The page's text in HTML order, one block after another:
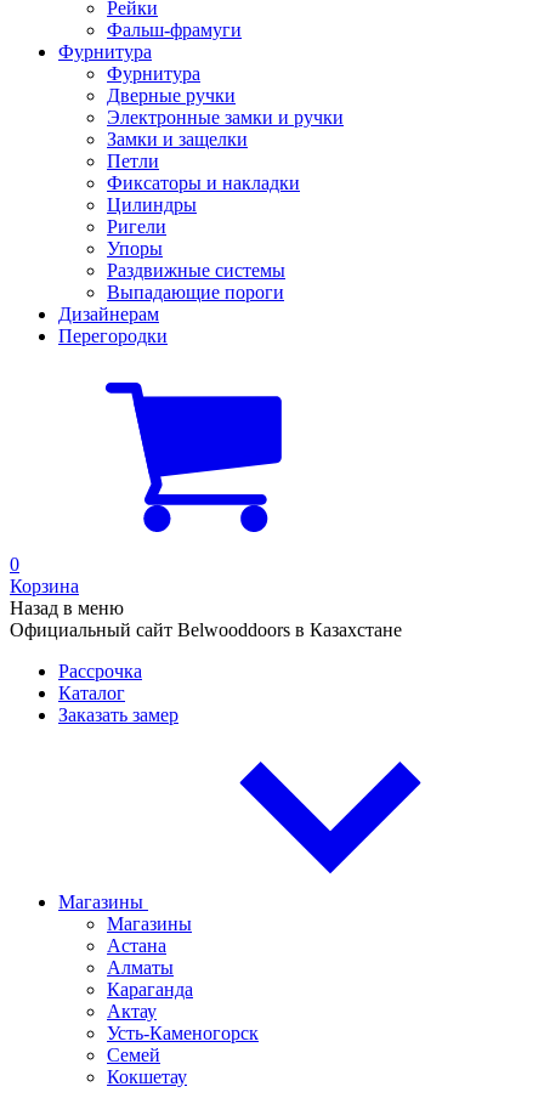
Рейки
Фальш-фрамуги
Фурнитура
Фурнитура
Дверные ручки
Электронные замки и ручки
Замки и защелки
Петли
Фиксаторы и накладки
Цилиндры
Ригели
Упоры
Раздвижные системы
Выпадающие пороги
Дизайнерам
Перегородки
0
Корзина
Назад в меню
Официальный сайт Belwooddoors в Казахстане
Рассрочка
Каталог
Заказать замер
Магазины
Магазины
Астана
Алматы
Караганда
Актау
Усть-Каменогорск
Семей
Кокшетау